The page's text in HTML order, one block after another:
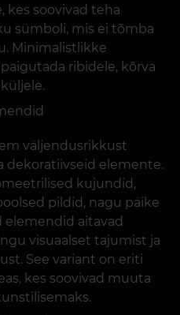
kes soovivad teha
sümboli, mis ei tõmba
Minimalistlikke
ribidele, kõrva
väljendusrikkust
dekoratiivseid elemente.
kujundid,
pildid, nagu päike
elemendid aitavad
visuaalset tajumist ja
See variant on eriti
kes soovivad muuta